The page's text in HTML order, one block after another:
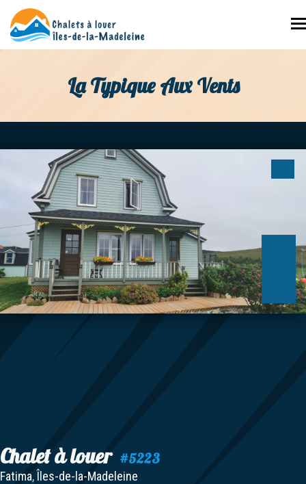
La Typique Aux Vents
Chalet à louer #5223
Fatima, Îles-de-la-Madeleine